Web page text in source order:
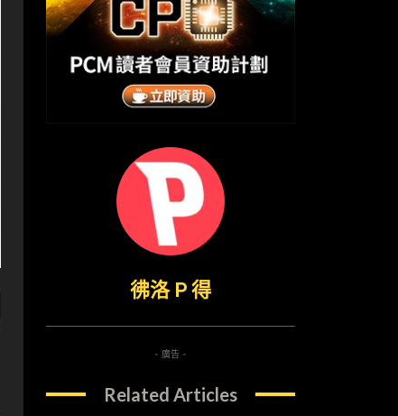
彿洛 P 得
- 廣告 -
Related Articles